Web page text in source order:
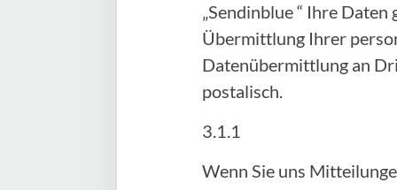
„Sendinblue “ Ihre
Übermittlung Ihrer
Datenübermittlung an
postalisch.
3.1.1
Wenn Sie uns